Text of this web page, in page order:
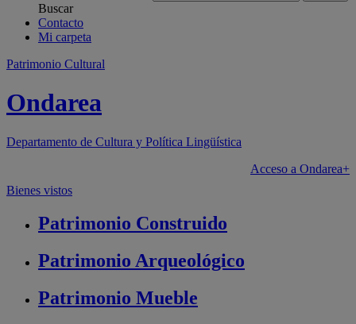
Buscar
Contacto
Mi carpeta
Patrimonio Cultural
Ondarea
Departamento de Cultura y Política Lingüística
Acceso a Ondarea+
Bienes vistos
Patrimonio Construido
Patrimonio Arqueológico
Patrimonio Mueble